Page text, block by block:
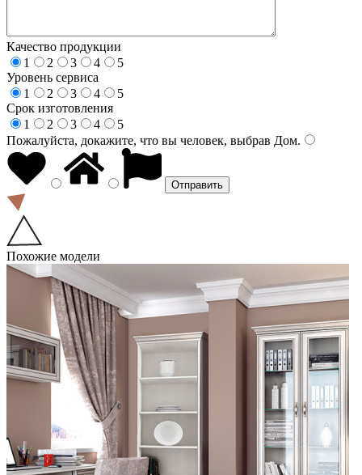
Качество продукции
1
2 3 4
5
Уровень сервиса
1
2 3 4
5
Срок изготовления
1
2 3 4
5
Пожалуйста, докажите, что вы человек, выбрав Дом.
Похожие модели